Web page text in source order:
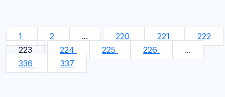
1 2 ... 220 221
222
223
224 225 226
...
336
337